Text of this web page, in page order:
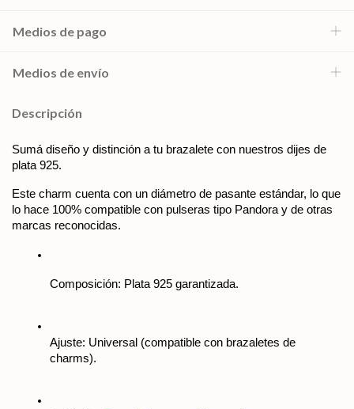
Medios de pago
Medios de envío
Descripción
Sumá diseño y distinción a tu brazalete con nuestros dijes de
plata 925.
Este charm cuenta con un diámetro de pasante estándar, lo que
lo hace 100% compatible con pulseras tipo Pandora y de otras
marcas reconocidas.
Composición: Plata 925 garantizada.
Ajuste: Universal (compatible con brazaletes de
charms).